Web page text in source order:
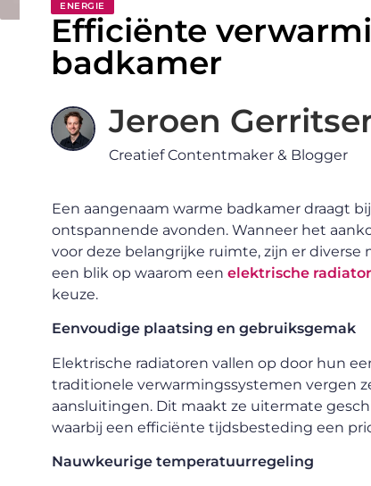
ENERGIE
Efficiënte
badkamer
Jeroen
Creatief Contentmaker & Blogger
Een aangenaam warme badkamer draagt
ontspannende avonden. Wanneer het
voor deze belangrijke ruimte, zijn er
een blik op waarom een elektrische
keuze.
Eenvoudige plaatsing en gebruiksgemak
Elektrische radiatoren vallen op door hun
traditionele verwarmingssystemen vergen
aansluitingen. Dit maakt ze uitermate
waarbij een efficiënte tijdsbesteding een
Nauwkeurige temperatuurregeling